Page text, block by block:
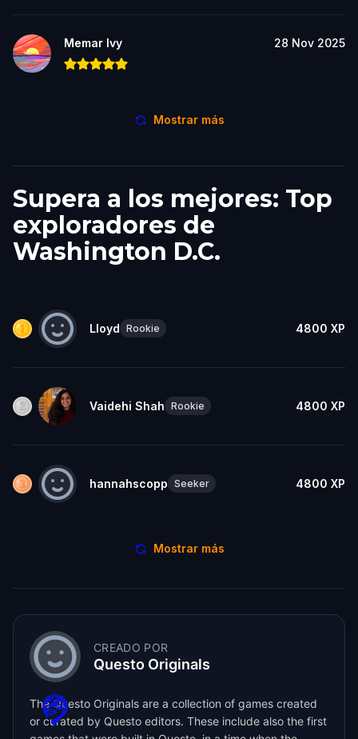
Memar Ivy 28 Nov 2025
Mostrar más
Supera a los mejores: Top
exploradores de
Washington D.C.
Lloyd Rookie 4800 XP
Vaidehi Shah Rookie 4800 XP
hannahscopp Seeker 4800 XP
Mostrar más
CREADO POR
Questo Originals
The Questo Originals are a collection of games created
or curated by Questo editors. These include also the first